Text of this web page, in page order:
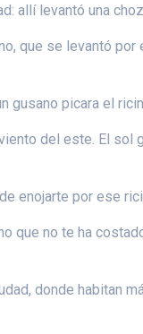
allí levantó una
que se levantó
gusano picara el
del este. El
enojarte por ese
que no te ha
donde habitan